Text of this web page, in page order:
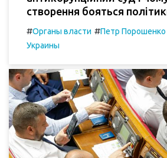
створення бояться
#Органы власти #Петр Порошенко
Украины